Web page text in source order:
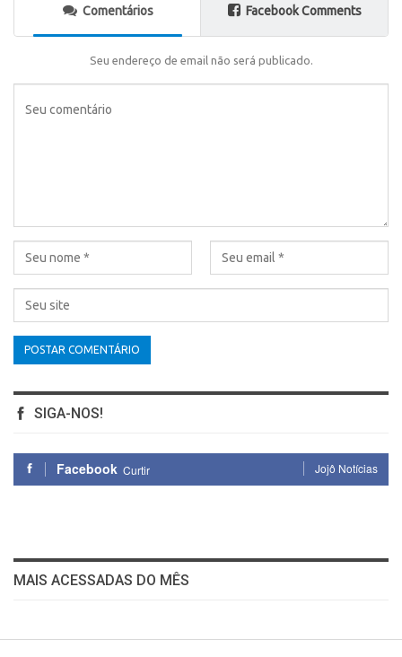
Comentários Facebook Comments
Seu endereço de email não será publicado.
SIGA-NOS!
Facebook Curtir Jojô Notícias
MAIS ACESSADAS DO MÊS